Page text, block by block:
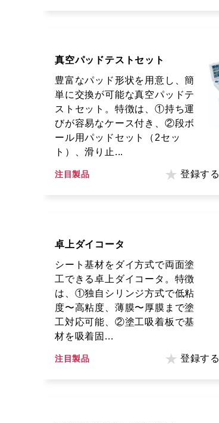
真空パッドテストセット
豊富なパッド形状を用意し、簡
単に交換が可能な真空パッドテ
ストセット。特徴は、①持ち運
びが容易なケース付き、②段ボ
ール用パッドセット（2セッ
ト）、滑り止...
注目製品 登録する
卓上ダイコータ
シート基材をダイ方式で両面塗
工できる卓上ダイコータ。特徴
は、①独自シリンジ方式で低粘
度〜高粘度、薄膜〜厚膜まで塗
工対応可能、②塗工吸着板で基
材を吸着固...
注目製品 登録する